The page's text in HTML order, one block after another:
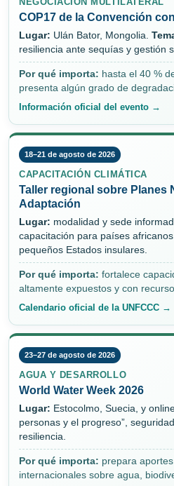
COP17 de la Convención
Lugar: Ulán Bator, Mongolia.
resiliencia ante sequías y gestión
Por qué importa: hasta el 40 %
presenta algún grado de
Información oficial del evento →
18–21 de agosto de 2026
CAPACITACIÓN CLIMÁTICA
Taller regional sobre Planes
Adaptación
Lugar: modalidad y sede
capacitación para países
pequeños Estados insulares.
Por qué importa: fortalece
altamente expuestos y con
Calendario oficial de la UNFCCC →
23–27 de agosto de 2026
AGUA Y DESARROLLO
World Water Week 2026
Lugar: Estocolmo, Suecia, y
personas y el progreso”,
resiliencia.
Por qué importa: prepara
internacionales sobre agua,